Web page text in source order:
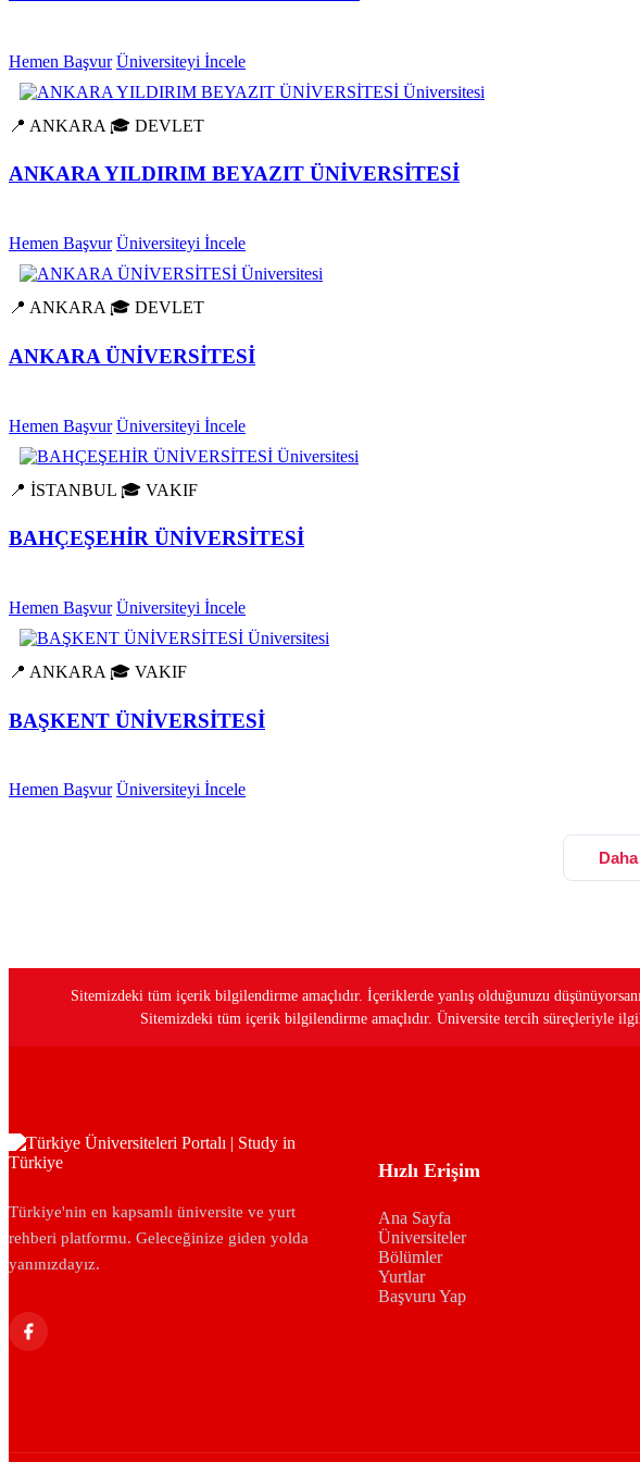
Hemen Başvur Üniversiteyi İncele
📍 ANKARA 🎓 DEVLET
ANKARA YILDIRIM BEYAZIT ÜNİVERSİTESİ
Hemen Başvur Üniversiteyi İncele
📍 ANKARA 🎓 DEVLET
ANKARA ÜNİVERSİTESİ
Hemen Başvur Üniversiteyi İncele
📍 İSTANBUL 🎓 VAKIF
BAHÇEŞEHİR ÜNİVERSİTESİ
Hemen Başvur Üniversiteyi İncele
📍 ANKARA 🎓 VAKIF
BAŞKENT ÜNİVERSİTESİ
Hemen Başvur Üniversiteyi İncele
Sitemizdeki tüm içerik bilgilendirme amaçlıdır. İçeriklerde yanlış olduğunuzu
Sitemizdeki tüm içerik bilgilendirme amaçlıdır. Üniversite tercih süreçleriyle
Türkiye'nin en kapsamlı üniversite ve yurt
rehberi platformu. Geleceğinize giden yolda
yanınızdayız.
Hızlı Erişim
Ana Sayfa
Üniversiteler
Bölümler
Yurtlar
Başvuru Yap